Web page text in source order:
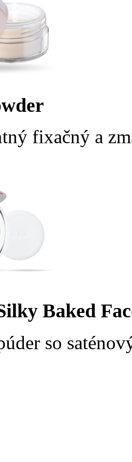
fixačný a
Baked
so